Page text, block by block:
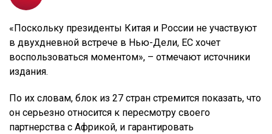
«Поскольку президенты Китая и России не участвуют
в двухдневной встрече в Нью-Дели, ЕС хочет
воспользоваться моментом», – отмечают источники
издания.
По их словам, блок из 27 стран стремится показать, что
он серьезно относится к пересмотру своего
партнерства с Африкой, и гарантировать